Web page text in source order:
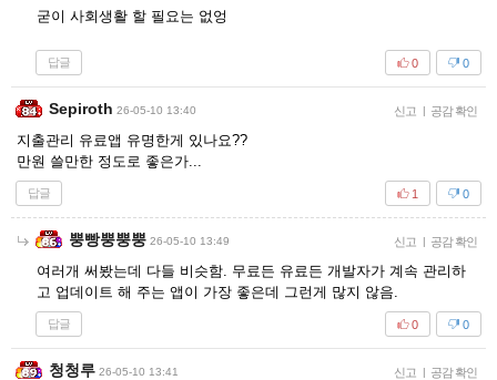
굳이 사회생활 할 필요는 없엉
답글 0
0
Sepiroth 26-05-10 13:40 신고 | 공감 확인
지출관리 유료앱 유명한게 있나요??
만원 쓸만한 정도로 좋은가...
답글 0
1
뿡빵뿡뿡뿡 26-05-10 13:49 신고 | 공감 확인
여러개 써봤는데 다들 비슷함. 무료든 유료든 개발자가 계속 관리하
고 업데이트 해 주는 앱이 가장 좋은데 그런게 많지 않음.
답글 0
0
청청루 26-05-10 13:41 신고 | 공감 확인